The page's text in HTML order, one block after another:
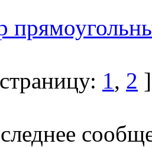
1, 2 ]